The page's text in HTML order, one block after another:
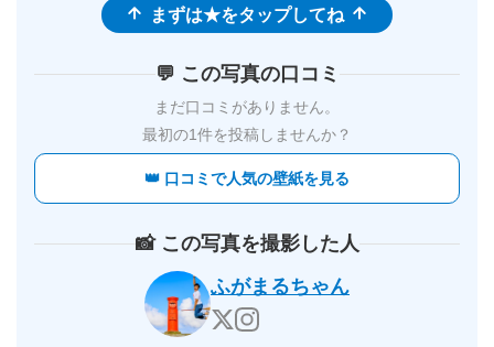
まずは★をタップしてね
💬 この写真の口コミ
まだ口コミがありません。
最初の1件を投稿しませんか？
👑 口コミで人気の壁紙を見る
📸 この写真を撮影した人
ふがまるちゃん